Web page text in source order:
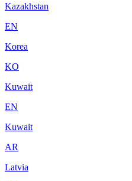
Kazakhstan
EN
Korea
KO
Kuwait
EN
Kuwait
AR
Latvia